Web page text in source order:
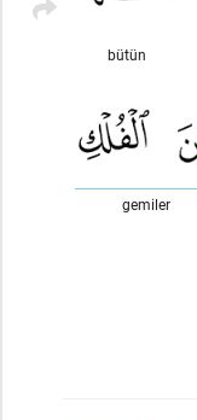
bütün
gemiler